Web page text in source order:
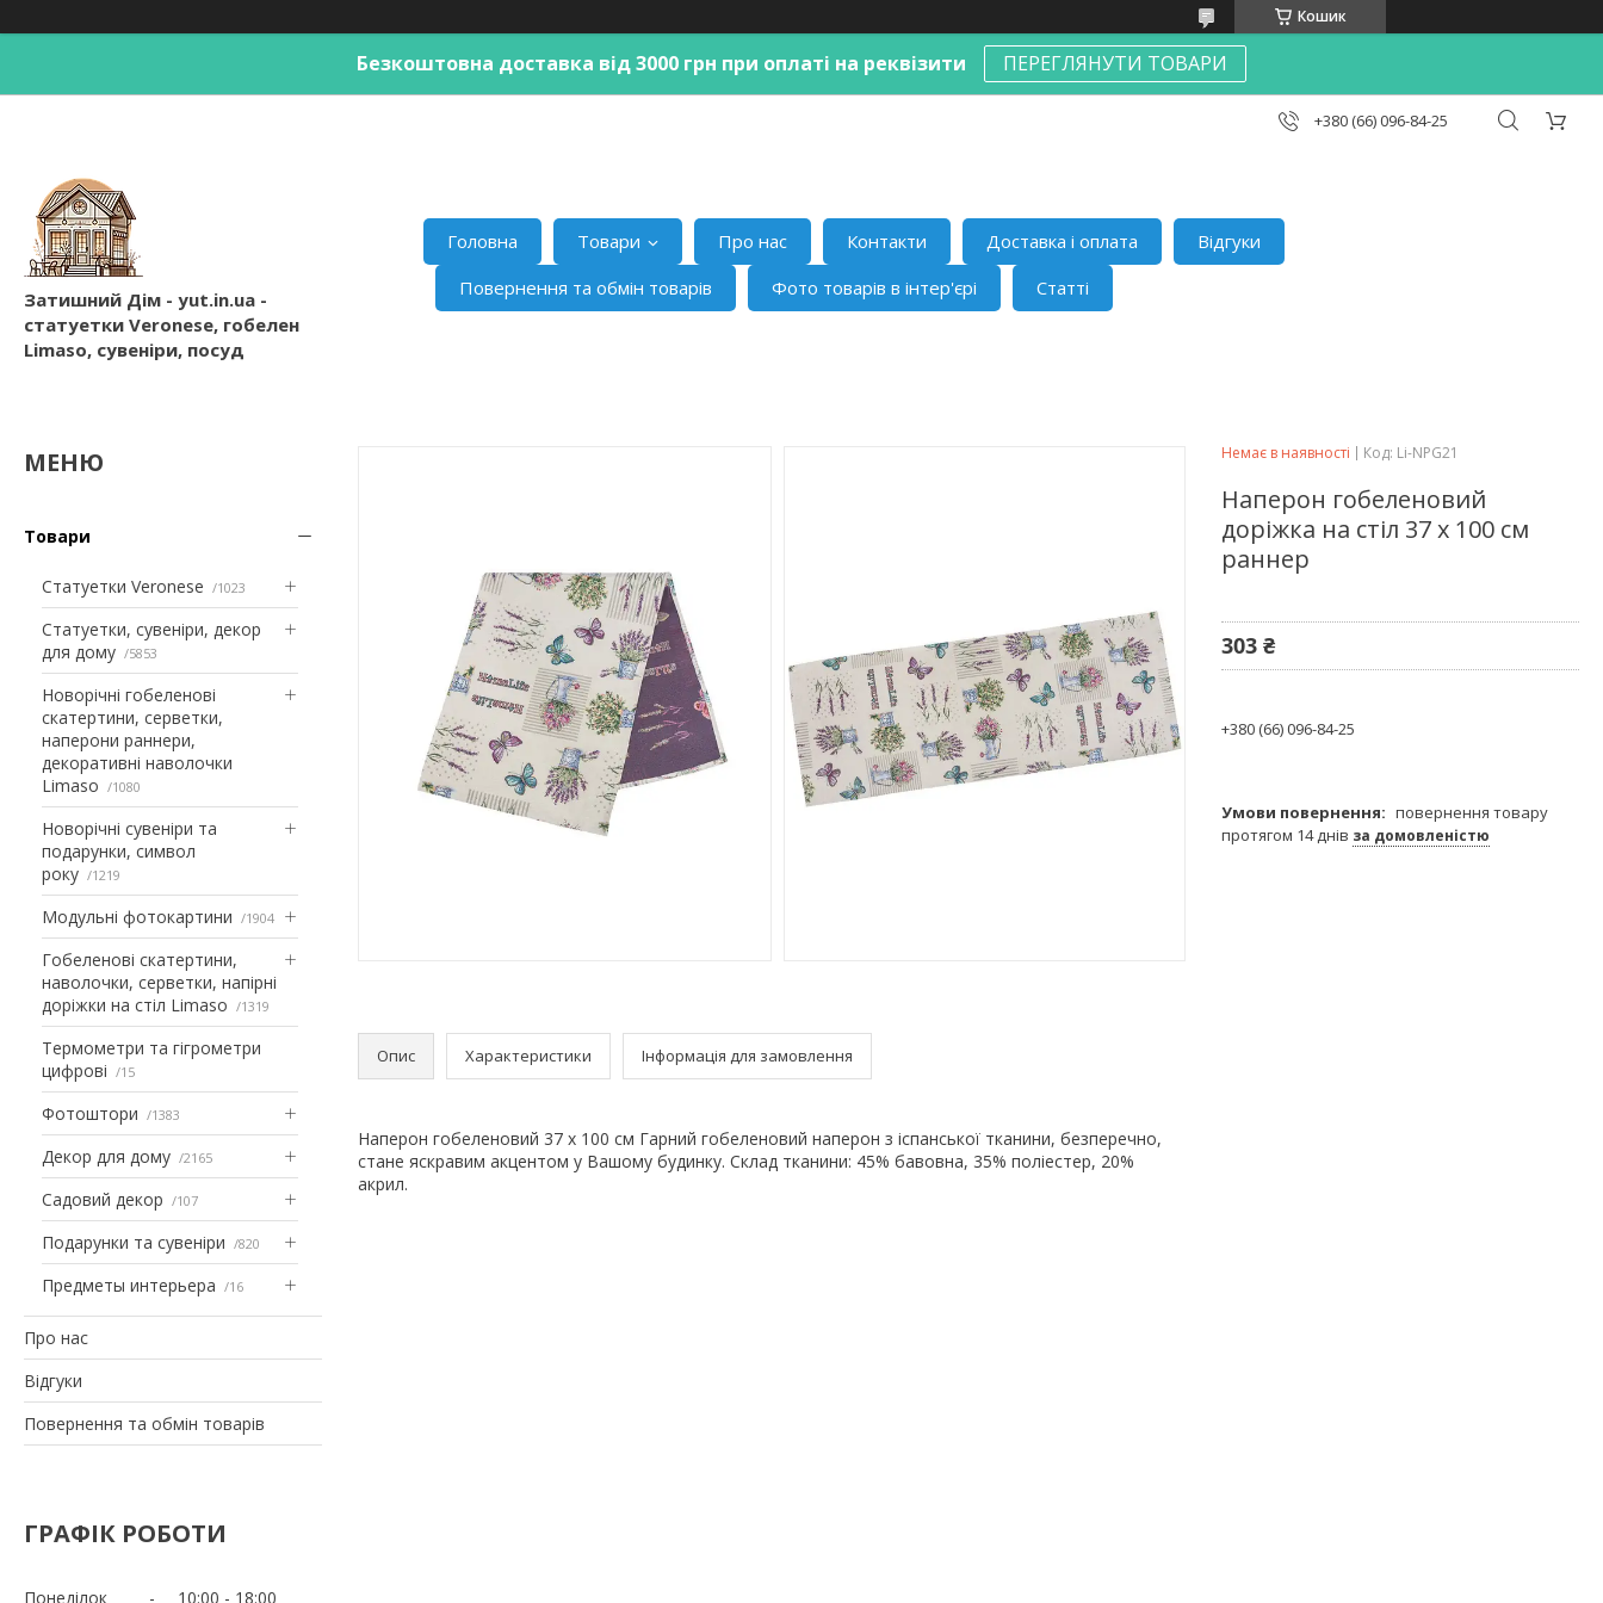
Кошик
Безкоштовна доставка від 3000 грн при оплаті на реквізити ПЕРЕГЛЯНУТИ ТОВАРИ
+380 (66) 096-84-25
Затишний Дім - yut.in.ua -
статуетки Veronese, гобелен
Limaso, сувеніри, посуд
Головна Товари Про нас Контакти Доставка і оплата
Відгуки
Повернення та обмін товарів
Фото товарів в інтер'єрі Статті
Товари
Статуетки Veronese 1023
Статуетки, сувеніри, декор
для дому
5853
Новорічні гобеленові
скатертини, серветки,
наперони раннери,
декоративні наволочки
Limaso
1080
Новорічні сувеніри та
подарунки, символ
року
1219
Модульні фотокартини 1904
Гобеленові скатертини,
наволочки, серветки, напірні
доріжки на стіл Limaso
1319
Термометри та гігрометри
цифрові
15
Фотоштори 1383
Декор для дому 2165
Садовий декор 107
Подарунки та сувеніри 820
Предметы интерьера 16
Про нас
Відгуки
Повернення та обмін товарів
ГРАФІК РОБОТИ
Понеділок 10:00 18:00
Опис Характеристики Інформація для замовлення
Наперон гобеленовий 37 х 100 см Гарний гобеленовий наперон з іспанської тканини, безперечно,
стане яскравим акцентом у Вашому будинку. Склад тканини: 45% бавовна, 35% поліестер, 20%
акрил.
Немає в наявності Код: Li-NPG21
Наперон гобеленовий
доріжка на стіл 37 х 100 см
раннер
303 ₴
+380 (66) 096-84-25
повернення товару
протягом 14 днів за домовленістю